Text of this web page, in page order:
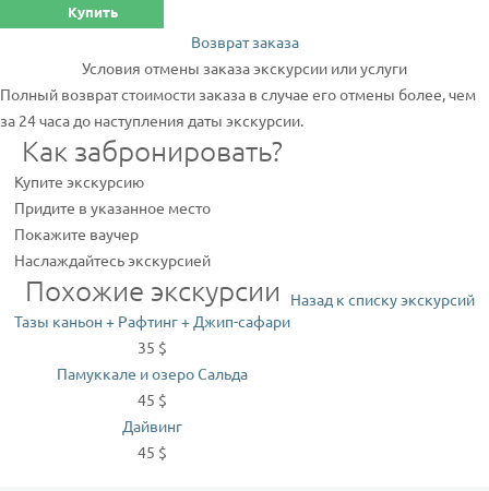
Купить
Возврат заказа
Условия отмены заказа экскурсии или услуги
Полный возврат стоимости заказа в случае его отмены более, чем
за 24 часа до наступления даты экскурсии.
Как забронировать?
Купите экскурсию
Придите в указанное место
Покажите ваучер
Наслаждайтесь экскурсией
Похожие экскурсии
Тазы каньон + Рафтинг + Джип-сафари
35 $
Памуккале и озеро Сальда
45 $
Дайвинг
45 $
Назад к списку экскурсий